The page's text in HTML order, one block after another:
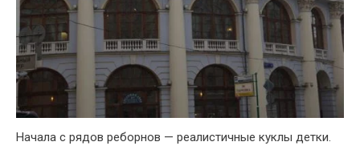
Начала с рядов реборнов — реалистичные куклы детки.